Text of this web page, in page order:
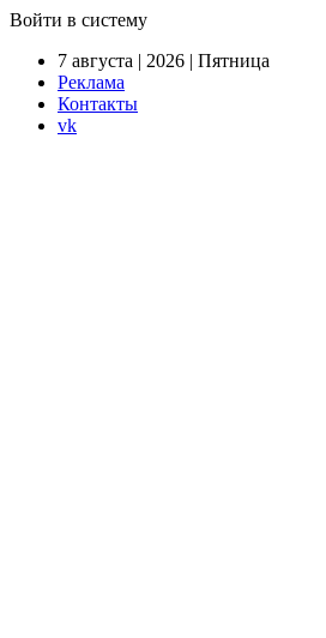
Войти в систему
7 августа | 2026 | Пятница
Реклама
Контакты
vk